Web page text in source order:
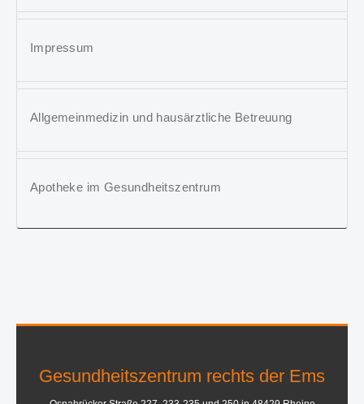
Impressum
Allgemeinmedizin und hausärztliche Betreuung
Apotheke im Gesundheitszentrum
Gesundheitszentrum rechts der Ems